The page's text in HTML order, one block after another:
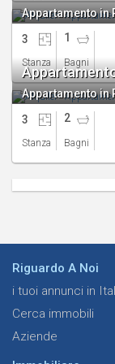
Appartamento in
3
Stanza
1
Bagni
Appartamento in
3
Stanza
2
Bagni
Riguardo A Noi
i tuoi annunci in
Cerca immobili
Aziende